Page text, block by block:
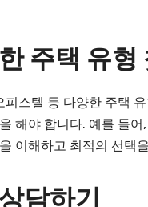
주택 유형
피스텔 등 다양한 주택
해야 합니다. 예를 들
이해하고 최적의 선택
담하기